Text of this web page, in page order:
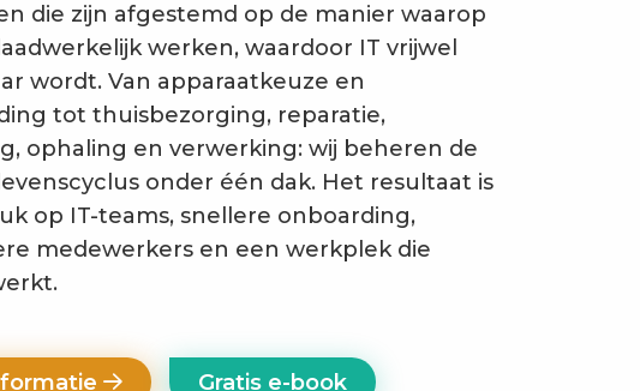
die zijn afgestemd op de manier waarop
werken, waardoor IT vrijwel
wordt. Van apparaatkeuze en
tot thuisbezorging, reparatie,
ophaling en verwerking: wij beheren de
onder één dak. Het resultaat is
op IT-teams, snellere onboarding,
medewerkers en een werkplek die
Gratis e-book